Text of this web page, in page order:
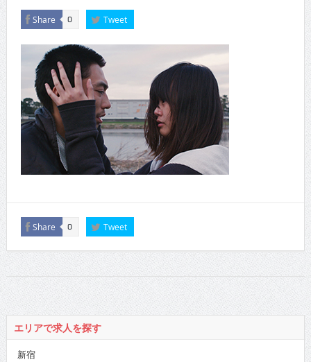
Share 0 Tweet
Share 0 Tweet
エリアで求人を探す
新宿